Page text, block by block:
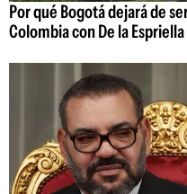
Por qué Bogotá dejará de
Colombia con De la